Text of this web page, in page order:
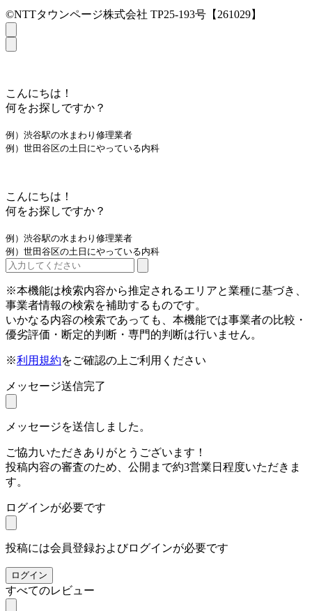
©NTTタウンページ株式会社 TP25-193号【261029】
こんにちは！
何をお探しですか？
例）渋谷駅の水まわり修理業者
例）世田谷区の土日にやっている内科
こんにちは！
何をお探しですか？
例）渋谷駅の水まわり修理業者
例）世田谷区の土日にやっている内科
※本機能は検索内容から推定されるエリアと業種に基づき、
事業者情報の検索を補助するものです。
いかなる内容の検索であっても、本機能では事業者の比較・
優劣評価・断定的判断・専門的判断は行いません。
※利用規約をご確認の上ご利用ください
メッセージ送信完了
メッセージを送信しました。
ご協力いただきありがとうございます！
投稿内容の審査のため、公開まで約3営業日程度いただきま
す。
ログインが必要です
投稿には会員登録およびログインが必要です
ログイン
すべてのレビュー